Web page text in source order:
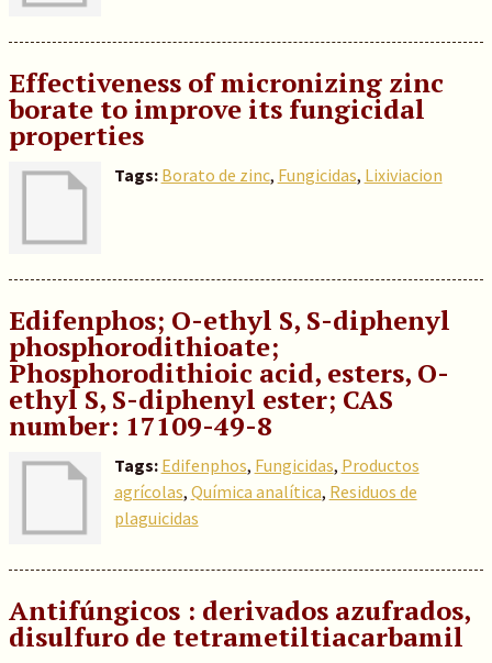
Effectiveness of micronizing zinc
borate to improve its fungicidal
properties
Tags: Borato de zinc, Fungicidas, Lixiviacion
Edifenphos; O-ethyl S, S-diphenyl
phosphorodithioate;
Phosphorodithioic acid, esters, O-
ethyl S, S-diphenyl ester; CAS
number: 17109-49-8
Tags: Edifenphos, Fungicidas, Productos
agrícolas, Química analítica, Residuos de
plaguicidas
Antifúngicos : derivados azufrados,
disulfuro de tetrametiltiacarbamil